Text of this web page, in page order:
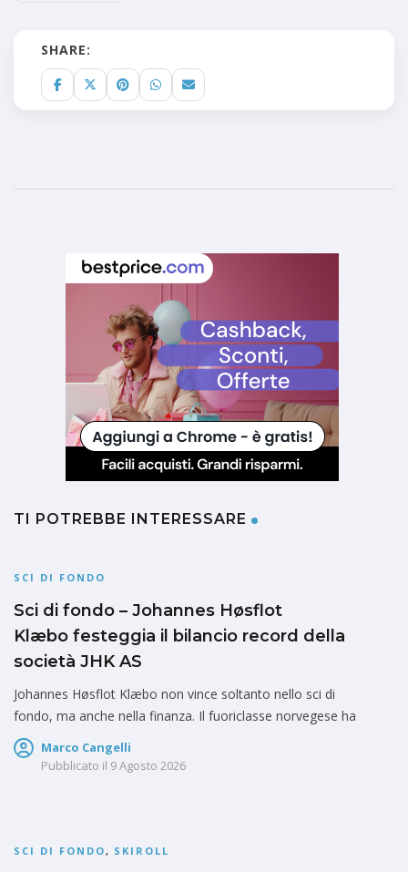
SHARE:
TI POTREBBE INTERESSARE
SCI DI FONDO
Sci di fondo – Johannes Høsflot
Klæbo festeggia il bilancio record della
società JHK AS
Johannes Høsflot Klæbo non vince soltanto nello sci di
fondo, ma anche nella finanza. Il fuoriclasse norvegese ha
Marco Cangelli
Pubblicato il 9 Agosto 2026
SCI DI FONDO, SKIROLL